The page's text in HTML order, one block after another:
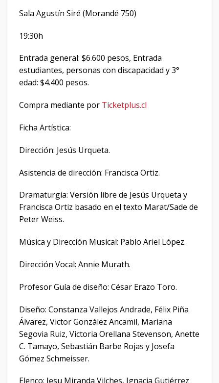
Sala Agustín Siré (Morandé 750)
19:30h
Entrada general: $6.600 pesos, Entrada
estudiantes, personas con discapacidad y 3°
edad: $4.400 pesos.
Compra mediante por Ticketplus.cl
Ficha Artística:
Dirección: Jesús Urqueta.
Asistencia de dirección: Francisca Ortiz.
Dramaturgia: Versión libre de Jesús Urqueta y
Francisca Ortiz basado en el texto Marat/Sade de
Peter Weiss.
Música y Dirección Musical: Pablo Ariel López.
Dirección Vocal: Annie Murath.
Profesor Guía de diseño: César Erazo Toro.
Diseño: Constanza Vallejos Andrade, Félix Piña
Álvarez, Victor González Ancamil, Mariana
Segovia Ruiz, Victoria Orellana Stevenson, Anette
C. Tamayo, Sebastián Barbe Rojas y Josefa
Gómez Schmeisser.
Elenco: Jesu Miranda Vilches, Ignacia Gutiérrez